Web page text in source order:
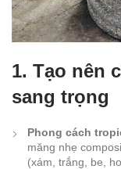
1. Tạo nên
sang trọng
Phong cách
măng nhẹ
(xám, trắng, be,